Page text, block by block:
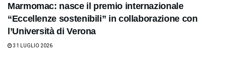
Marmomac: nasce il premio internazionale
“Eccellenze sostenibili” in collaborazione con
l’Università di Verona
31 LUGLIO 2026